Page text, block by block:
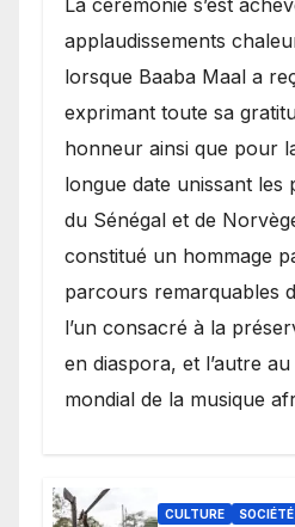
​La cérémonie s’est
applaudissements
lorsque Baaba Maal a
exprimant toute sa
honneur ainsi que pour
longue date unissant les
du Sénégal et de
constitué un hommage
parcours remarquables
l’un consacré à la
en diaspora, et l’autre
mondial de la musique
CULTURE SOCIÉTÉ